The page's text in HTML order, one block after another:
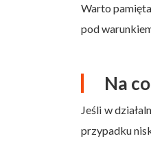
Warto
pod
Na
Jeśli w
przypadku